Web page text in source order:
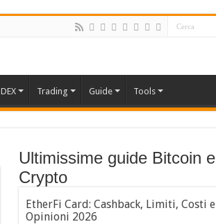
DEX Trading Guide Tools
Ultimissime guide Bitcoin e
Crypto
EtherFi Card: Cashback, Limiti, Costi e
Opinioni 2026